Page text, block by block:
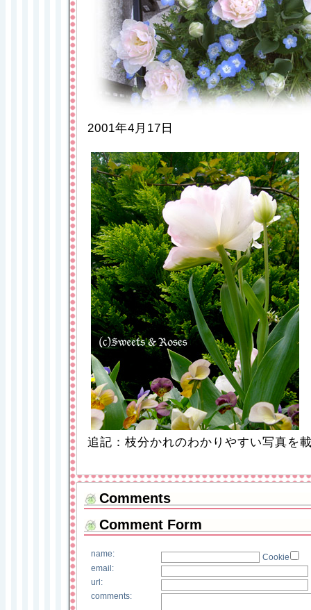
2001年4月17日
追記：枝分かれのわかりやすい写真を
Comments
Comment Form
name:
Cookie
email:
url:
comments: